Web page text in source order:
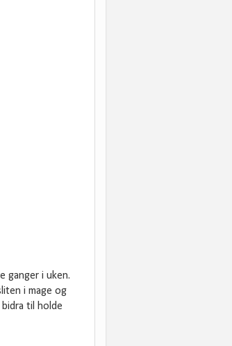
ganger i uken.
i mage og
til holde